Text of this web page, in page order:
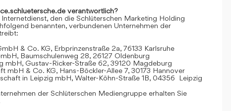
verantwortlich?
den die Schlüterschen Marketing Holding
benannten, verbundenen Unternehmen der
& Co. KG, Erbprinzenstraße 2a, 76133 Karlsruhe
Baumschulenweg 28, 26127 Oldenburg
mbH, Gustav-Ricker-Straße 62, 39120 Magdeburg
mbH & Co. KG, Hans-Böckler-Allee 7, 30173 Hannover
in Leipzig mbH, Walter-Köhn-Straße 1B, 04356 Leipzig
der Schlüterschen Mediengruppe erhalten Sie